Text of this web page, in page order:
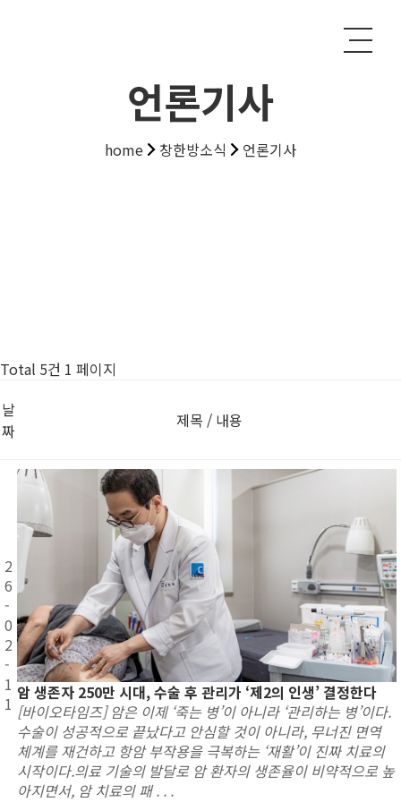
언론기사
home 창한방소식 언론기사
Total 5건 1 페이지
날
짜
제목 / 내용
2
6
-
0
2
-
1
1
암 생존자 250만 시대, 수술 후 관리가 ‘제2의 인생’ 결정한다
[바이오타임즈] 암은 이제 ‘죽는 병’이 아니라 ‘관리하는 병’이다.
수술이 성공적으로 끝났다고 안심할 것이 아니라, 무너진 면역
체계를 재건하고 항암 부작용을 극복하는 ‘재활’이 진짜 치료의
시작이다.의료 기술의 발달로 암 환자의 생존율이 비약적으로 높
아지면서, 암 치료의 패 . . .